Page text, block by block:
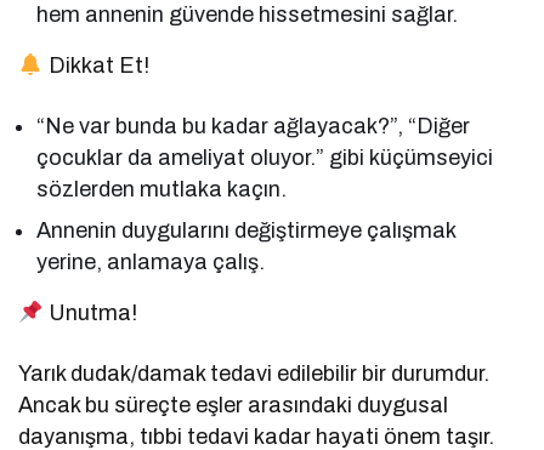
hem annenin güvende hissetmesini sağlar.
Dikkat Et!
“Ne var bunda bu kadar ağlayacak?”, “Diğer
çocuklar da ameliyat oluyor.” gibi küçümseyici
sözlerden mutlaka kaçın.
Annenin duygularını değiştirmeye çalışmak
yerine, anlamaya çalış.
Unutma!
Yarık dudak/damak tedavi edilebilir bir durumdur.
Ancak bu süreçte eşler arasındaki duygusal
dayanışma, tıbbi tedavi kadar hayati önem taşır.